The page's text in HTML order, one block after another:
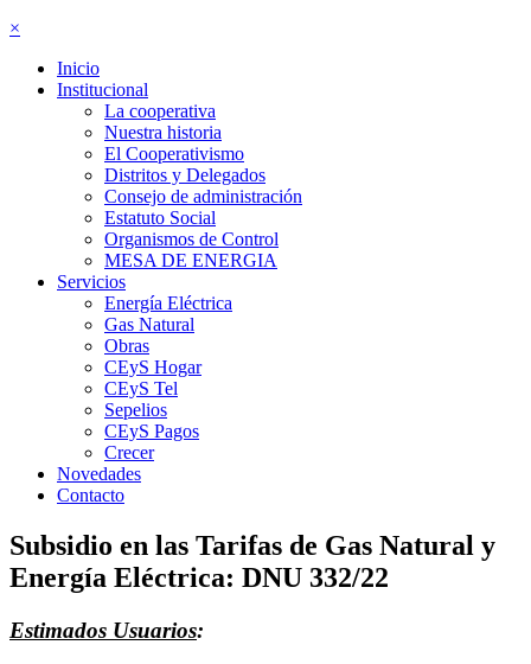
×
Inicio
Institucional
La cooperativa
Nuestra historia
El Cooperativismo
Distritos y Delegados
Consejo de administración
Estatuto Social
Organismos de Control
MESA DE ENERGIA
Servicios
Energía Eléctrica
Gas Natural
Obras
CEyS Hogar
CEyS Tel
Sepelios
CEyS Pagos
Crecer
Novedades
Contacto
Subsidio en las Tarifas de Gas Natural y
Energía Eléctrica: DNU 332/22
Estimados Usuarios: